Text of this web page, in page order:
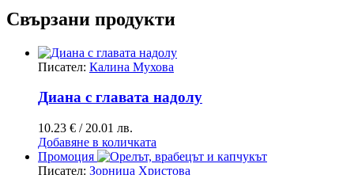
Свързани продукти
Писател: Калина Мухова
Диана с главата надолу
10.23 € / 20.01 лв.
Добавяне в количката
Промоция
Писател: Зорница Христова